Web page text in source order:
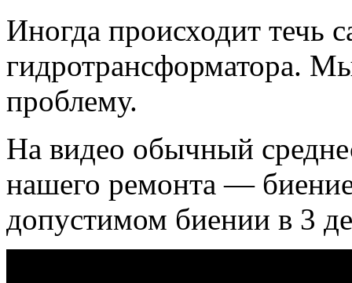
Иногда происходит течь
гидротрансформатора.
проблему.
На видео обычный
нашего ремонта —
допустимом биении в 3